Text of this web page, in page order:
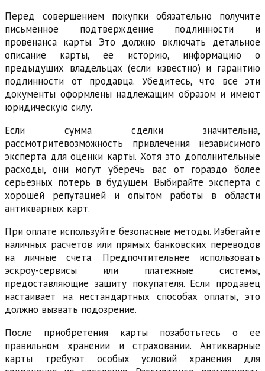
Перед совершением покупки обязательно получите
письменное подтверждение подлинности и
провенанса карты. Это должно включать детальное
описание карты, ее историю, информацию о
предыдущих владельцах (если известно) и гарантию
подлинности от продавца. Убедитесь, что все эти
документы оформлены надлежащим образом и имеют
юридическую силу.
Если сумма сделки значительна,
рассмотритевозможность привлечения независимого
эксперта для оценки карты. Хотя это дополнительные
расходы, они могут уберечь вас от гораздо более
серьезных потерь в будущем. Выбирайте эксперта с
хорошей репутацией и опытом работы в области
антикварных карт.
При оплате используйте безопасные методы. Избегайте
наличных расчетов или прямых банковских переводов
на личные счета. Предпочтительнее использовать
эскроу-сервисы или платежные системы,
предоставляющие защиту покупателя. Если продавец
настаивает на нестандартных способах оплаты, это
должно вызвать подозрение.
После приобретения карты позаботьтесь о ее
правильном хранении и страховании. Антикварные
карты требуют особых условий хранения для